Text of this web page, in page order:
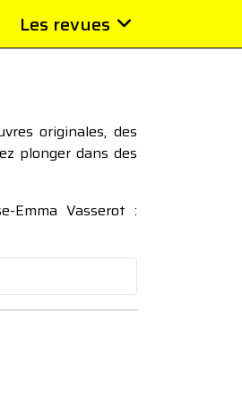
Les revues
originales, des
plonger dans des
Emma Vasserot :